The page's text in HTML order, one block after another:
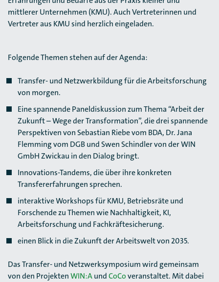
mittlerer Unternehmen (KMU). Auch Vertreterinnen und
Vertreter aus KMU sind herzlich eingeladen.
Folgende Themen stehen auf der Agenda:
Transfer- und Netzwerkbildung für die Arbeitsforschung
von morgen.
Eine spannende Paneldiskussion zum Thema “Arbeit der
Zukunft – Wege der Transformation”, die drei spannende
Perspektiven von Sebastian Riebe vom BDA, Dr. Jana
Flemming vom DGB und Swen Schindler von der WIN
GmbH Zwickau in den Dialog bringt.
Innovations-Tandems, die über ihre konkreten
Transfererfahrungen sprechen.
interaktive Workshops für KMU, Betriebsräte und
Forschende zu Themen wie Nachhaltigkeit, KI,
Arbeitsforschung und Fachkräftesicherung.
einen Blick in die Zukunft der Arbeitswelt von 2035.
Das Transfer- und Netzwerksymposium wird gemeinsam
von den ProjektenWIN:AundCoCoveranstaltet. Mit dabei